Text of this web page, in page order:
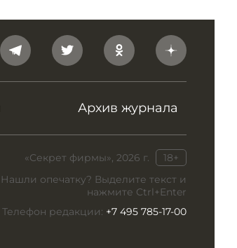
Архив журнала
«Секрет фирмы», 2026 г.
18+
Нашли опечатку? Выделите текст и
нажмите Ctrl+Enter
Телефон редакции: +7 495 785-17-00